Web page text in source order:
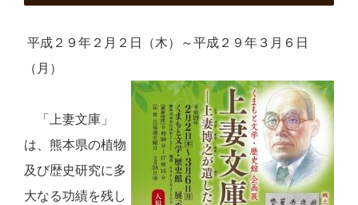
平成２９年２月２日（木）～平成２９年３月６日
（月）
「上妻文庫」
は、熊本県の植物
及び歴史研究に多
大なる功績を残し